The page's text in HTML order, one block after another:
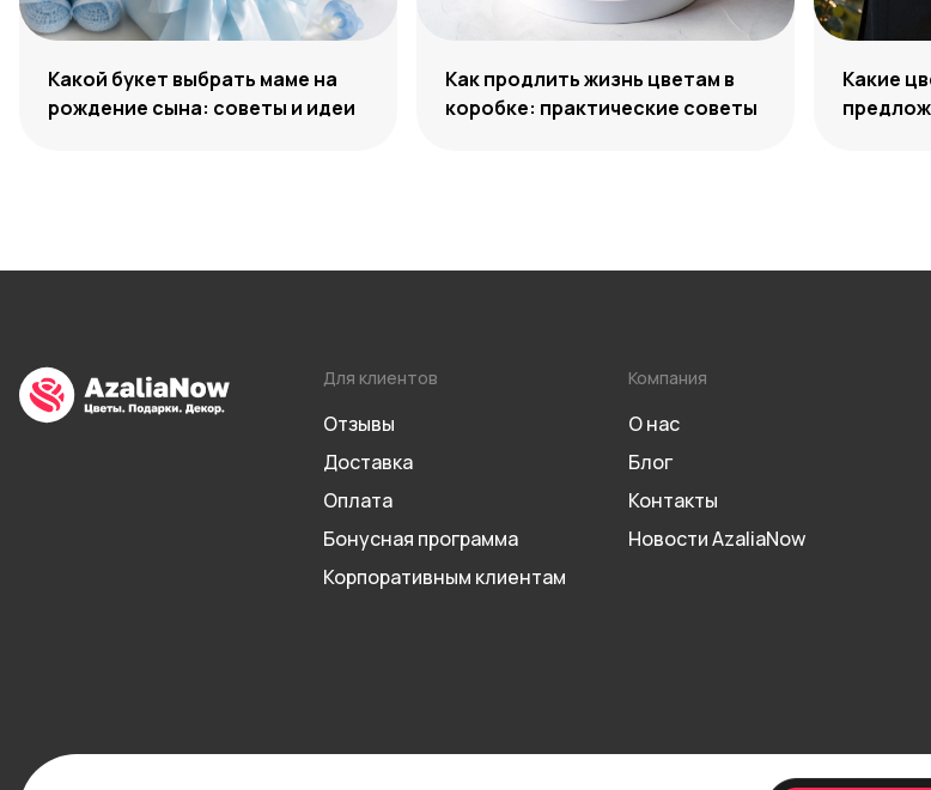
Какой букет выбрать маме на
рождение сына: советы и идеи
Как продлить жизнь цветам в
коробке: практические советы
Какие
Для клиентов
Отзывы
Доставка
Оплата
Бонусная программа
Корпоративным клиентам
Компания
О нас
Блог
Контакты
Новости AzaliaNow